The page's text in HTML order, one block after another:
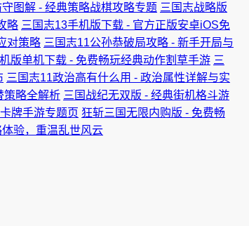
图解 - 经典策略战棋攻略专题 三国志战略版
略 三国志13手机版下载 - 官方正版安卓iOS免
对策略 三国志11公孙恭破局攻略 - 新手开局与
版单机下载 - 免费畅玩经典动作割草手游 三
三国志11政治高有什么用 - 政治属性详解与实
策略全解析 三国战纪无双版 - 经典街机格斗游
牌手游专题页 狂斩三国无限内购版 - 免费畅
验，重温乱世风云